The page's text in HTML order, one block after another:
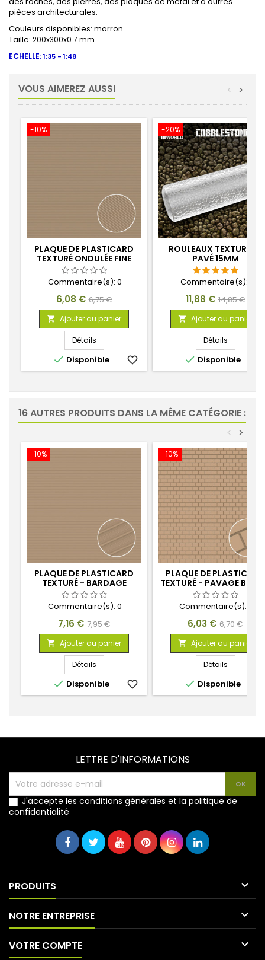
pièces architecturales.
Couleurs disponibles: marron
Taille: 200x300x0.7 mm
ECHELLE:1:35 - 1:48
VOUS AIMEREZ AUSSI >
<
-10%
PLAQUE DE PLASTICARD
TEXTURÉ ONDULÉE FINE
0.5MM
Commentaire(s): 0
Prix
6,08 € Prix
de
base
6,75 €
 Ajouter au panier
Détails
 Disponible favorite_border
-20%
ROULEAUX TEXTURÉS -
PAVÉ 15MM
Commentaire(s):
Prix
11,88 € Prix
de
base
14,85 €
 Ajouter au panier
Détails
 Disponible
16 AUTRES PRODUITS DANS LA MÊME CATÉGORIE :
>
<
-10%
PLAQUE DE PLASTICARD
TEXTURÉ - BARDAGE
INDUSTRIEL 5MM
Commentaire(s): 0
Prix
7,16 € Prix
de
base
7,95 €
 Ajouter au panier
Détails
 Disponible favorite_border
-10%
PLAQUE DE PLASTICARD
TEXTURÉ - PAVAGE
8X18MM
Commentaire(s):
Prix
6,03 € Prix
de
base
6,70 €
 Ajouter au panier
Détails
 Disponible
LETTRE D'INFORMATIONS
J'accepte les conditions générales et la politique de
confidentialité
PRODUITS 
NOTRE ENTREPRISE 
VOTRE COMPTE 